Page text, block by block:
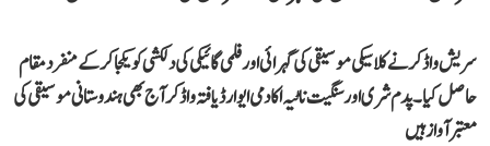
سریش واڈکر نے کلاسیکی موسیقی کی گہرائی اور فلمی گائیکی کی دلکشی کو یکجا کر کے منفرد مقام
حاصل کیا۔ پدم شری اور سنگیت ناٹیہ اکادمی ایوارڈ یافتہ واڈکر آج بھی ہندوستانی موسیقی کی
معتبر آواز ہیں